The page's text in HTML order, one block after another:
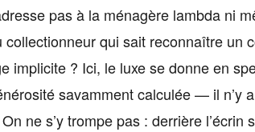
pas à la ménagère lambda ni
qui sait reconnaître un
implicite ? Ici, le luxe se donne en
savamment calculée — il n’y
ne s’y trompe pas : derrière